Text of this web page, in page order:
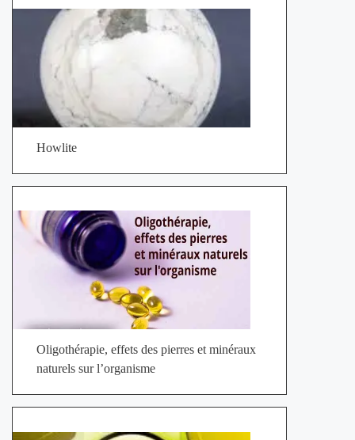
Howlite
Oligothérapie, effets des pierres et minéraux
naturels sur l’organisme